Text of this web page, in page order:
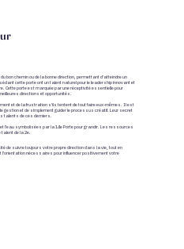
bon chemin ou de la bonne direction, permettant d'atteindre un
cette porte ont un talent naturel pour le leadership innovant et
Cette porte est marquée par une réceptivité essentielle pour
directions et opportunités.
et de la frustration s'ils tentent de tout faire eux-mêmes. Il est
gestion et de simplement guider le processus créatif. Leur secret
talents de ces derniers.
l'eau symbolisées par la 14e Porte pour grandir. Les ressources
talent de la 2e.
de suivre toujours votre propre direction dans la vie, tout en
nécessaires pour influencer positivement votre